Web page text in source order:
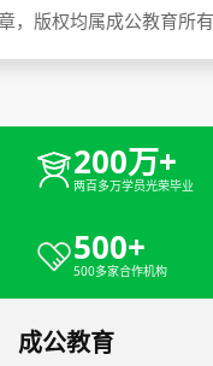
，版权均属成公教育所
200万+
两百多万学员光荣毕业
500+
500多家合作机构
成公教育